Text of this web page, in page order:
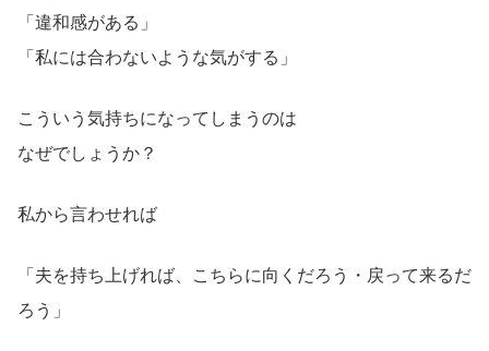
「違和感がある」
「私には合わないような気がする」
こういう気持ちになってしまうのは
なぜでしょうか？
私から言わせれば
「夫を持ち上げれば、こちらに向くだろう・戻って来るだ
ろう」